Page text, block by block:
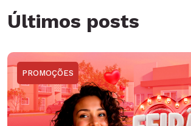
Últimos posts
PROMOÇÕES